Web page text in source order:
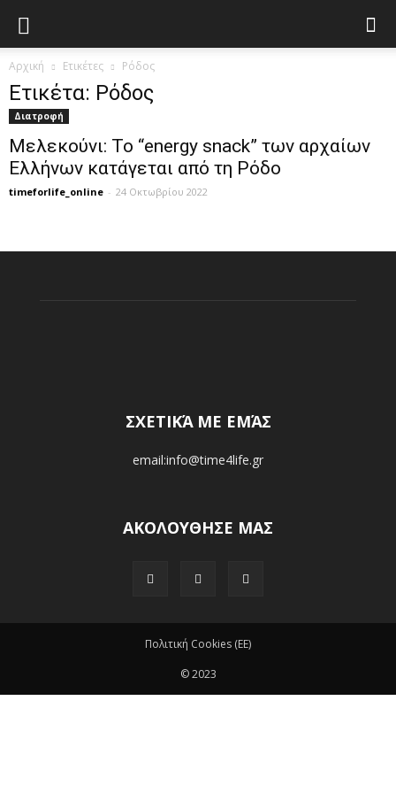
Αρχική Ετικέτες Ρόδος
Ετικέτα: Ρόδος
Διατροφή
Μελεκούνι: Το “energy snack” των αρχαίων
Ελλήνων κατάγεται από τη Ρόδο
timeforlife_online - 24 Οκτωβρίου 2022
ΣΧΕΤΙΚΆ ΜΕ ΕΜΆΣ
email:info@time4life.gr
ΑΚΟΛΟΥΘΗΣΕ ΜΑΣ
Πολιτική Cookies (ΕΕ)
© 2023